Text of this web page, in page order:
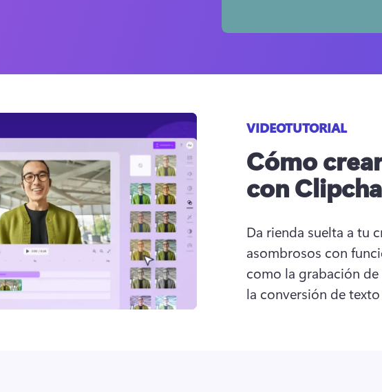
VIDEOTUTORIAL
Cómo
con
Da rienda suelta a tu
asombrosos con
como la grabación
la conversión de